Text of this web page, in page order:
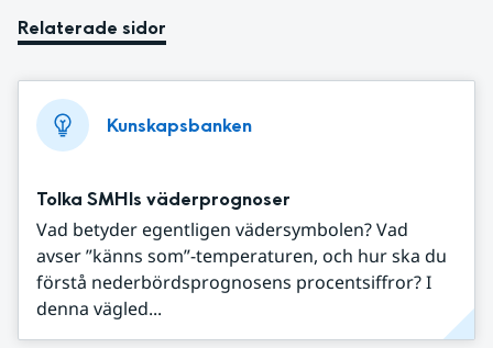
Relaterade sidor
Kunskapsbanken
Tolka SMHIs väderprognoser
Vad betyder egentligen vädersymbolen? Vad
avser ”känns som”-temperaturen, och hur ska du
förstå nederbördsprognosens procentsiffror? I
denna vägled...